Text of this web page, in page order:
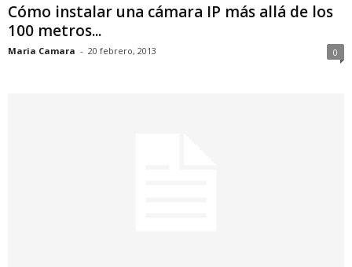
Cómo instalar una cámara IP más allá de los
100 metros...
Maria Camara - 20 febrero, 2013 0